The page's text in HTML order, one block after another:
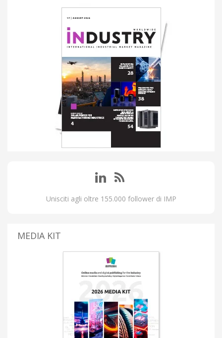
Unisciti agli oltre 155.000 follower di IMP
MEDIA KIT